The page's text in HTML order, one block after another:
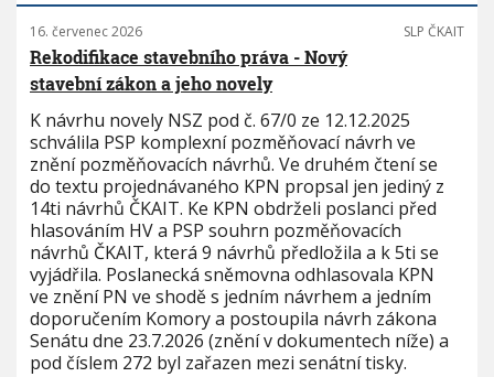
16. červenec 2026 SLP ČKAIT
Rekodifikace stavebního práva - Nový
stavební zákon a jeho novely
K návrhu novely NSZ pod č. 67/0 ze 12.12.2025
schválila PSP komplexní pozměňovací návrh ve
znění pozměňovacích návrhů. Ve druhém čtení se
do textu projednávaného KPN propsal jen jediný z
14ti návrhů ČKAIT. Ke KPN obdrželi poslanci před
hlasováním HV a PSP souhrn pozměňovacích
návrhů ČKAIT, která 9 návrhů předložila a k 5ti se
vyjádřila. Poslanecká sněmovna odhlasovala KPN
ve znění PN ve shodě s jedním návrhem a jedním
doporučením Komory a postoupila návrh zákona
Senátu dne 23.7.2026 (znění v dokumentech níže) a
pod číslem 272 byl zařazen mezi senátní tisky.